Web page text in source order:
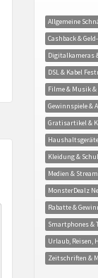
Allgemeine
Cashback &
Digitalkameras
DSL & Kabel
Filme & Musik
Gewinnspiele &
Gratisartikel &
Haushaltsgeräte
Kleidung &
Medien &
MonsterDealz
Rabatte &
Smartphones &
Urlaub, Reisen,
Zeitschriften &